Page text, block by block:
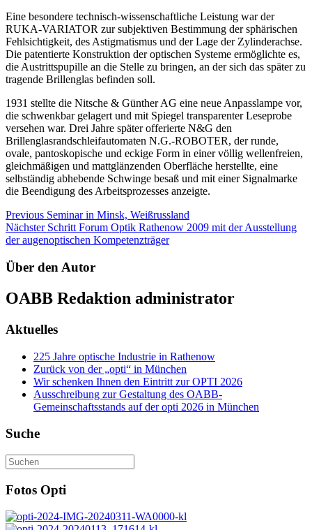
Eine besondere technisch-wissenschaftliche Leistung war der
RUKA-VARIATOR zur subjektiven Bestimmung der sphärischen
Fehlsichtigkeit, des Astigmatismus und der Lage der Zylinderachse.
Die patentierte Konstruktion der optischen Systeme ermöglichte es,
die Austrittspupille an die Stelle zu bringen, an der sich das später zu
tragende Brillenglas befinden soll.
1931 stellte die Nitsche & Günther AG eine neue Anpasslampe vor,
die schwenkbar gelagert und mit Spiegel transparenter Leseprobe
versehen war. Drei Jahre später offerierte N&G den
Brillenglasrandschleifautomaten N.G.-ROBOTER, der runde,
ovale, pantoskopische und eckige Form in einer völlig wellenfreien,
gleichmäßigen und mattglänzenden Oberfläche herstellte, eine
selbständig abhebende Schwinge besaß und mit einer Signalmarke
die Beendigung des Arbeitsprozesses anzeigte.
Beitragsnavigation
Previous Seminar in Minsk, Weißrussland
Nächster Schritt Forum Optik Rathenow 2009 mit der Ausstellung
der augenoptischen Kompetenzträger
Über den Autor
OABB Redaktion administrator
Aktuelles
225 Jahre optische Industrie in Rathenow
Zurück von der „opti“ in München
Wir schenken Ihnen den Eintritt zur OPTI 2026
Ausschreibung zur Gestaltung des OABB-
Gemeinschaftsstands auf der opti 2026 in München
Suche
Fotos Opti